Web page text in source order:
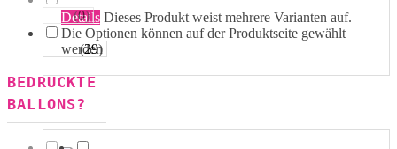
Details Dieses Produkt weist mehrere Varianten auf.
Die Optionen können auf der Produktseite gewählt
werden
123 (0)
ABC (29)
BEDRUCKTE
BALLONS?